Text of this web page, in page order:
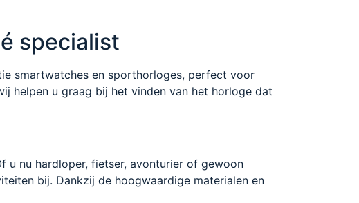
specialist
smartwatches en sporthorloges, perfect voor
helpen u graag bij het vinden van het horloge dat
u nu hardloper, fietser, avonturier of gewoon
bij. Dankzij de hoogwaardige materialen en